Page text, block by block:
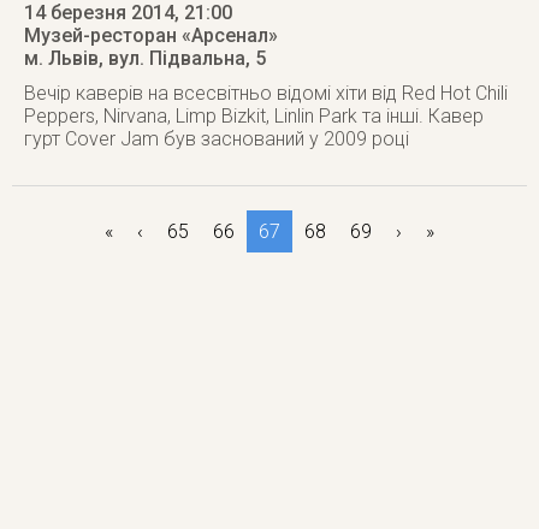
14 березня 2014, 21:00
Музей-ресторан «Арсенал»
м. Львів, вул. Підвальна, 5
Вечір каверів на всесвітньо відомі хіти від Red Hot Chili
Peppers, Nirvana, Limp Bizkit, Linlin Park та інші. Кавер
гурт Cover Jam був заснований у 2009 році
« ‹ 65 66 67 68 69 › »